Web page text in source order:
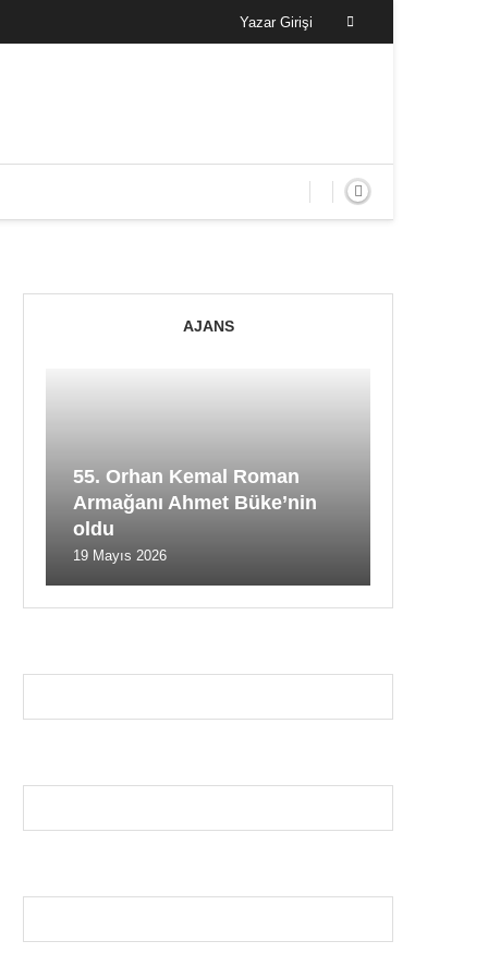
Yazar Girişi
AJANS
55. Orhan Kemal Roman
Armağanı Ahmet Büke’nin
oldu
19 Mayıs 2026